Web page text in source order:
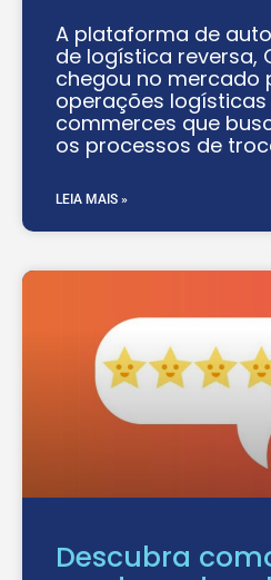
A plataforma de
de logística reversa,
chegou no mercado
operações
commerces que
os processos de
LEIA MAIS »
Descubra